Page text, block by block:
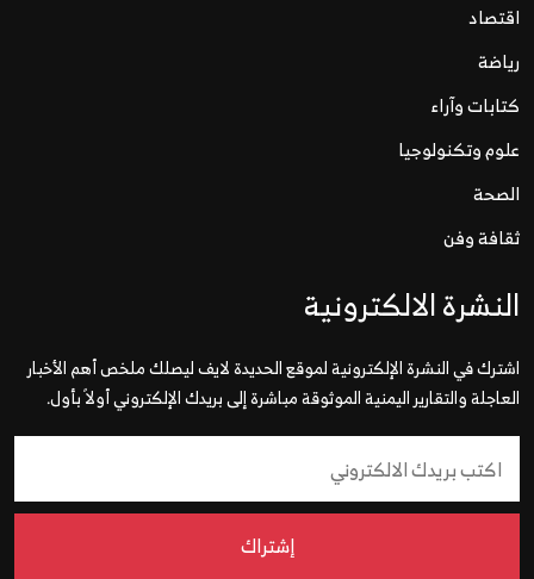
اقتصاد
رياضة
كتابات وآراء
علوم وتكنولوجيا
الصحة
ثقافة وفن
النشرة الالكترونية
اشترك في النشرة الإلكترونية لموقع الحديدة لايف ليصلك ملخص أهم الأخبار
العاجلة والتقارير اليمنية الموثوقة مباشرة إلى بريدك الإلكتروني أولاً بأول.
إشتراك